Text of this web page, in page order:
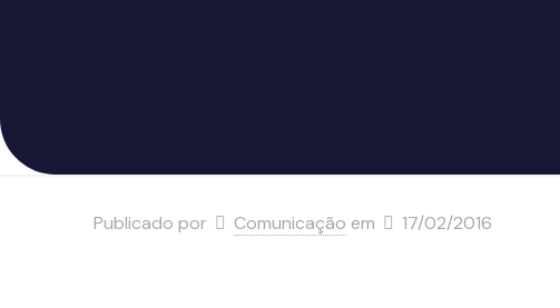
Publicado por Comunicação em 17/02/2016